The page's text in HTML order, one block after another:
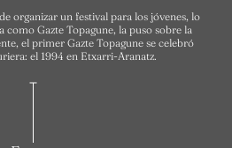
organizar un festival para los jóvenes, lo
como Gazte Topagune, la puso sobre la
el primer Gazte Topagune se celebró
el 1994 en Etxarri-Aranatz.